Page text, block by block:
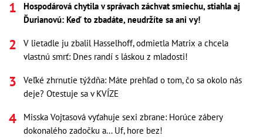
Hospodárová chytila v správach záchvat smiechu, stiahla aj
Ďurianovú: Keď to zbadáte, neudržíte sa ani vy!
V lietadle ju zbalil Hasselhoff, odmietla Matrix a chcela
vlastnú smrť: Dnes randí s láskou z mladosti!
Veľké zhrnutie týždňa: Máte prehľad o tom, čo sa okolo nás
deje? Otestuje sa v KVÍZE
Misska Vojtasová vyťahuje sexi zbrane: Horúce zábery
dokonalého zadočku a... Uf, hore bez!